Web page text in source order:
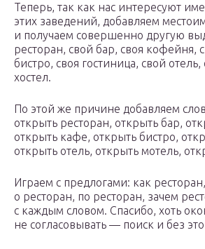
Теперь, так как нас интересуют
этих заведений, добавляем
и получаем совершенно другую
ресторан, свой бар, своя кофейня,
бистро, своя гостиница, свой
хостел.
По этой же причине добавляем
открыть ресторан, открыть бар,
открыть кафе, открыть бистро,
открыть отель, открыть мотель,
Играем с предлогами: как
о ресторан, по ресторан, зачем
с каждым словом. Спасибо, хоть
не согласовывать — поиск и без